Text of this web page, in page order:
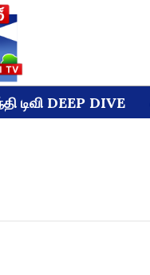
டிவி DEEP DIVE